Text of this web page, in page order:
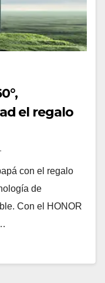
el regalo
con el regalo
de
Con el HONOR